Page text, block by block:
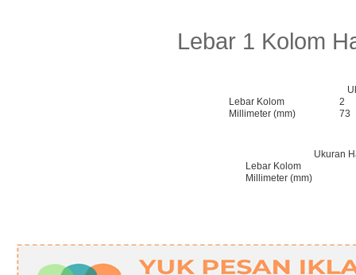
Lebar 1 Kolom
Lebar Kolom
2
Millimeter (mm)
73
Ukuran
Lebar Kolom
Millimeter (mm)